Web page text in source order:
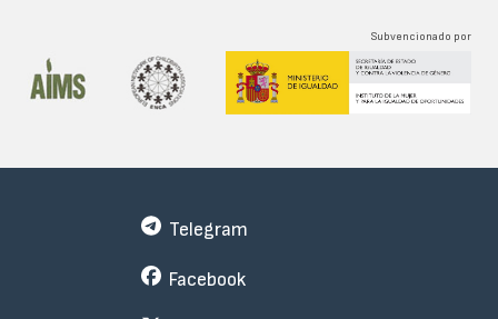
Subvencionado por
Telegram
Facebook